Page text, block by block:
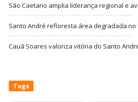
São Caetano amplia liderança regional e
Santo André refloresta área degradada no
Cauã Soares valoriza vitória do Santo
Tags